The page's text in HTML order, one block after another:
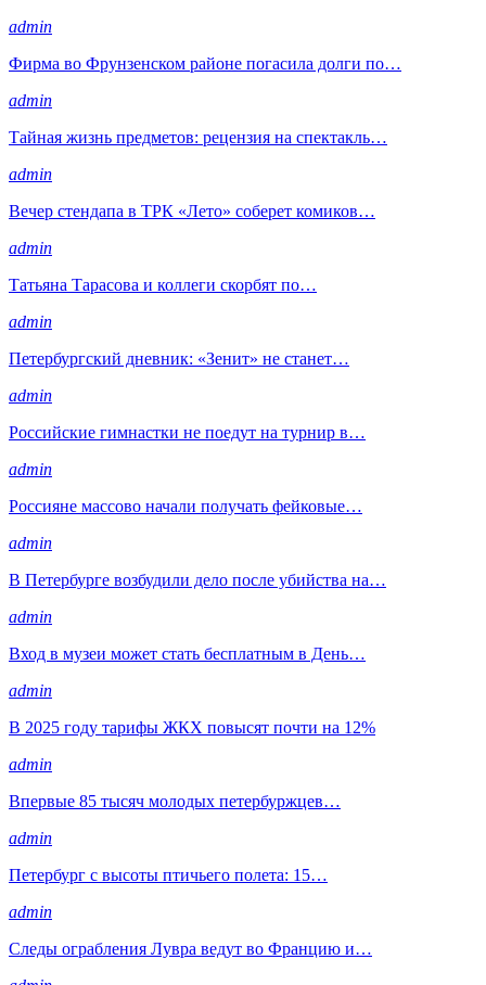
admin
Фирма во Фрунзенском районе погасила долги по…
admin
Тайная жизнь предметов: рецензия на спектакль…
admin
Вечер стендапа в ТРК «Лето» соберет комиков…
admin
Татьяна Тарасова и коллеги скорбят по…
admin
Петербургский дневник: «Зенит» не станет…
admin
Российские гимнастки не поедут на турнир в…
admin
Россияне массово начали получать фейковые…
admin
В Петербурге возбудили дело после убийства на…
admin
Вход в музеи может стать бесплатным в День…
admin
В 2025 году тарифы ЖКХ повысят почти на 12%
admin
Впервые 85 тысяч молодых петербуржцев…
admin
Петербург с высоты птичьего полета: 15…
admin
Следы ограбления Лувра ведут во Францию и…